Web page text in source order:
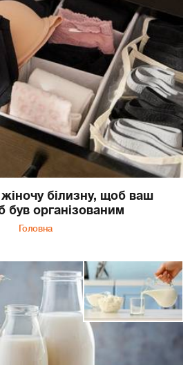
жіночу білизну, щоб ваш
був організованим
Головна